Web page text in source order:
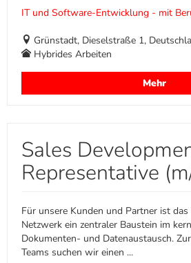
IT und Software-Entwicklung - mit
Grünstadt, Dieselstraße 1,
Hybrides Arbeiten
Mehr
Sales
Representative
Für unsere Kunden und Partner ist
Netzwerk ein zentraler Baustein im
Dokumenten- und Datenaustausch.
Teams suchen wir einen ...